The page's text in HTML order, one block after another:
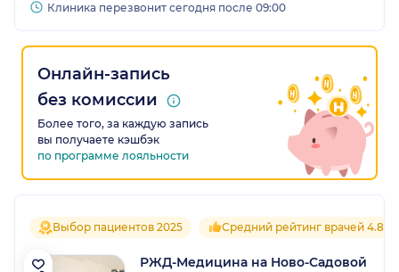
Клиника перезвонит сегодня после 09:00
Онлайн-запись
без комиссии
Более того, за каждую запись
вы получаете кэшбэк
по программе лояльности
Выбор пациентов 2025 Средний рейтинг врачей 4.8
РЖД-Медицина на Ново-Садовой